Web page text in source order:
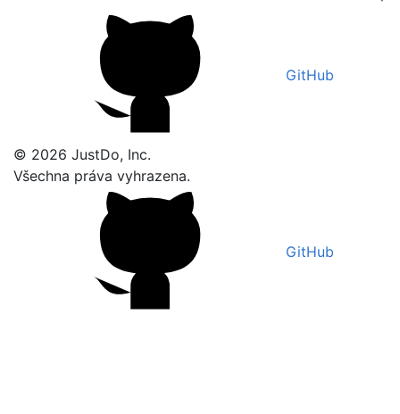
GitHub
© 2026 JustDo, Inc.
Všechna práva vyhrazena.
GitHub